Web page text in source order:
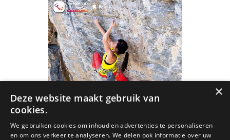
×
Deze website maakt gebruik van
cookies.
We gebruiken cookies om inhoud en advertenties te personaliseren
en om ons verkeer te analyseren. We delen ook informatie over uw